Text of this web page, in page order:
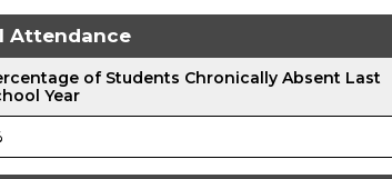
Attendance
of Students Chronically Absent Last
Year